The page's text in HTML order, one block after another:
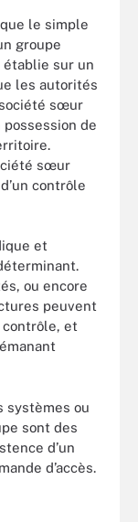
le simple
groupe
sur un
les autorités
sœur
de
sœur
contrôle
et
ou encore
peuvent
contrôle, et
systèmes ou
sont des
d’un
d’accès.